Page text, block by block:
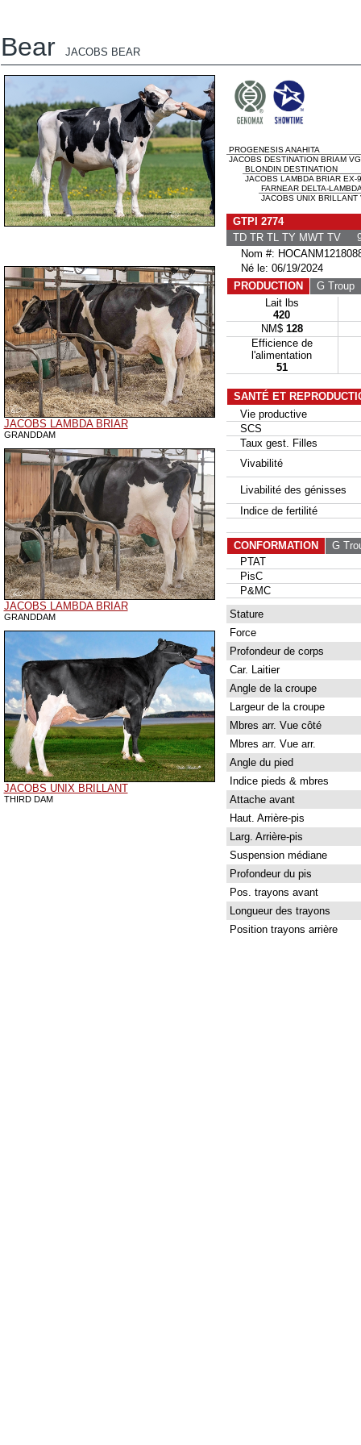
Bear JACOBS BEAR
JACOBS LAMBDA BRIAR
GRANDDAM
JACOBS LAMBDA BRIAR
GRANDDAM
JACOBS UNIX BRILLANT
THIRD DAM
PROGENESIS ANAHITA
JACOBS DESTINATION BRIAM
BLONDIN DESTINATION
JACOBS LAMBDA BRIAR EX-
FARNEAR DELTA-
JACOBS UNIX BRILLANT
GTPI 2774
TD TR TL TY MWT TV
Nom #:
Né le: 06/19/2024
PRODUCTION
G Troup
Lait lbs
420
NM$ 128
Efficience de
l'alimentation
51
SANTÉ ET
Vie productive
SCS
Taux gest. Filles
Vivabilité
Livabilité des génisses
Indice de fertilité
CONFORMATION
G
PTAT
PisC
P&MC
Stature
Force
Profondeur de corps
Car. Laitier
Angle de la croupe
Largeur de la croupe
Mbres arr. Vue côté
Mbres arr. Vue arr.
Angle du pied
Indice pieds & mbres
Attache avant
Haut. Arrière-pis
Larg. Arrière-pis
Suspension médiane
Profondeur du pis
Pos. trayons avant
Longueur des trayons
Position trayons arrière